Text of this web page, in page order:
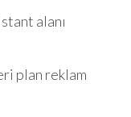
alanı
plan reklam